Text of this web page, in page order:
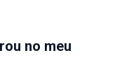
no meu